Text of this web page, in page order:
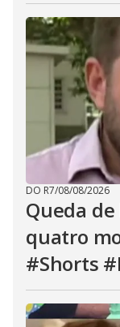
DO R7/08/08/2026
Queda
quatro
#Shorts